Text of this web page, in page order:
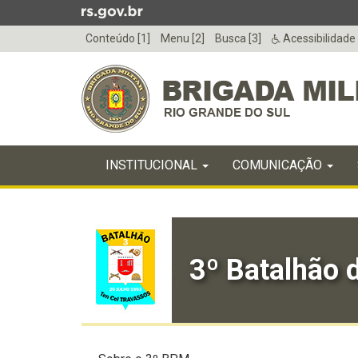
para
menu
Conteúdo [1] Menu [2] Busca [3] Acessibilidade
do
menu
INICIAL
INSTITUCIONAL COMUNICAÇÃO
3º Batalhão